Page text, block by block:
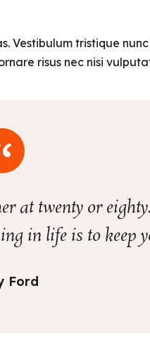
Vestibulum tristique
risus nec nisi
at twenty or
in life is to keep
Ford